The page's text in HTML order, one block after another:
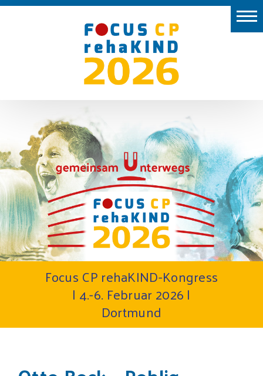
Aussteller
Ort
Programm
Preise
Kongresspräsidium
2026
Focus CP rehaKIND-Kongress
| 4.-6. Februar 2026 |
Dortmund